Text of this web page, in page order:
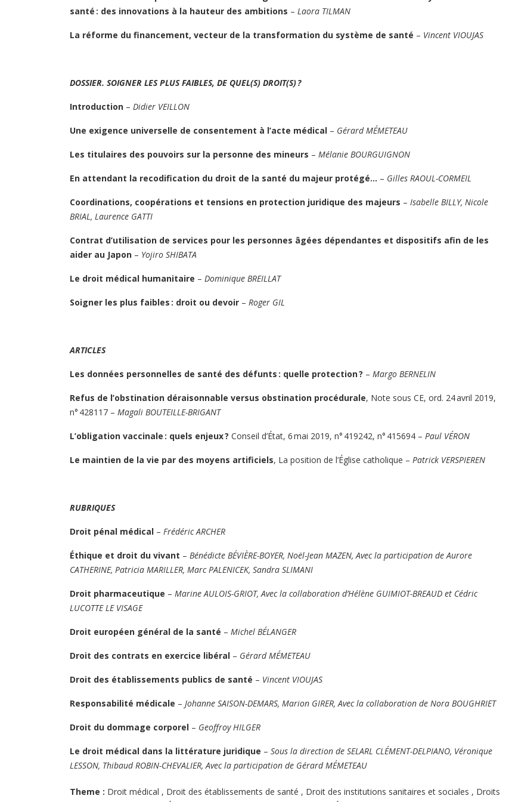
santé : des innovations à la hauteur des ambitions – Laora TILMAN
La réforme du financement, vecteur de la transformation du système de santé – Vincent VIOUJAS
DOSSIER. SOIGNER LES PLUS FAIBLES, DE QUEL(S) DROIT(S) ?
Introduction – Didier VEILLON
Une exigence universelle de consentement à l’acte médical – Gérard MÉMETEAU
Les titulaires des pouvoirs sur la personne des mineurs – Mélanie BOURGUIGNON
En attendant la recodification du droit de la santé du majeur protégé… – Gilles RAOUL-CORMEIL
Coordinations, coopérations et tensions en protection juridique des majeurs – Isabelle BILLY, Nicole
BRIAL, Laurence GATTI
Contrat d’utilisation de services pour les personnes âgées dépendantes et dispositifs afin de les
aider au Japon – Yojiro SHIBATA
Le droit médical humanitaire – Dominique BREILLAT
Soigner les plus faibles : droit ou devoir – Roger GIL
ARTICLES
Les données personnelles de santé des défunts : quelle protection ? – Margo BERNELIN
Refus de l’obstination déraisonnable versus obstination procédurale, Note sous CE, ord. 24 avril 2019,
n° 428117 – Magali BOUTEILLE-BRIGANT
L’obligation vaccinale : quels enjeux ? Conseil d’État, 6 mai 2019, n° 419242, n° 415694 – Paul VÉRON
Le maintien de la vie par des moyens artificiels, La position de l’Église catholique – Patrick VERSPIEREN
RUBRIQUES
Droit pénal médical – Frédéric ARCHER
Éthique et droit du vivant – Bénédicte BÉVIÈRE-BOYER, Noël-Jean MAZEN, Avec la participation de Aurore
CATHERINE, Patricia MARILLER, Marc PALENICEK, Sandra SLIMANI
Droit pharmaceutique – Marine AULOIS-GRIOT, Avec la collaboration d’Hélène GUIMIOT-BREAUD et Cédric
LUCOTTE LE VISAGE
Droit européen général de la santé – Michel BÉLANGER
Droit des contrats en exercice libéral – Gérard MÉMETEAU
Droit des établissements publics de santé – Vincent VIOUJAS
Responsabilité médicale – Johanne SAISON-DEMARS, Marion GIRER, Avec la collaboration de Nora BOUGHRIET
Droit du dommage corporel – Geoffroy HILGER
Le droit médical dans la littérature juridique – Sous la direction de SELARL CLÉMENT-DELPIANO, Véronique
LESSON, Thibaud ROBIN-CHEVALIER, Avec la participation de Gérard MÉMETEAU
Theme : Droit médical , Droit des établissements de santé , Droit des institutions sanitaires et sociales , Droits